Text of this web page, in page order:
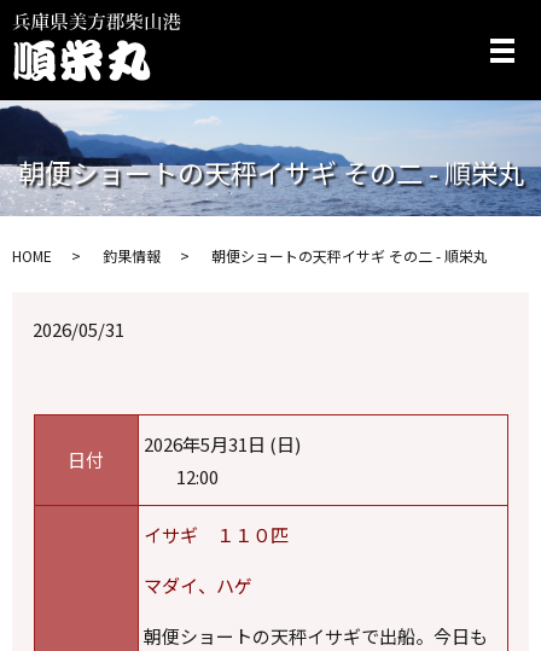
メ
朝便ショートの天秤イサギ その二 - 順栄丸
HOME 釣果情報 朝便ショートの天秤イサギ その二 - 順栄丸
2026/05/31
日付
2026年5月31日 (日)
12:00
イサギ １１０匹
マダイ、ハゲ
朝便ショートの天秤イサギで出船。今日も